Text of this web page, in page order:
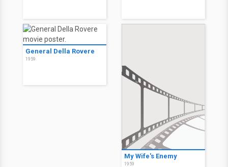
General Della Rovere
1959
My Wife's Enemy
1959